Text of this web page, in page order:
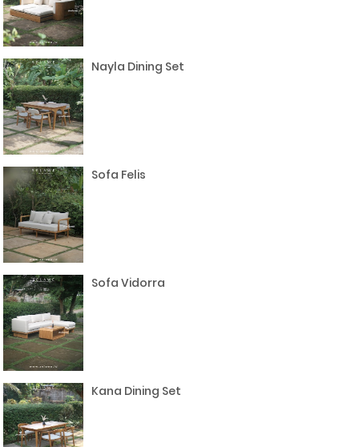
Nayla Dining Set
Sofa Felis
Sofa Vidorra
Kana Dining Set